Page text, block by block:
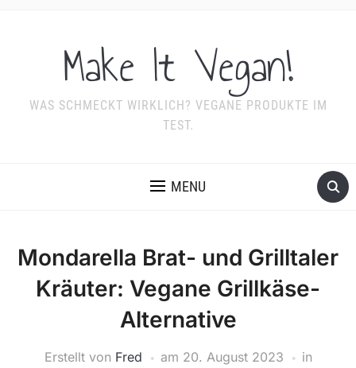
Make It Vegan!
WAS SCHMECKT WIRKLICH? VEGANE PRODUKTE IM
TEST.
MENU
Mondarella Brat- und Grilltaler
Kräuter: Vegane Grillkäse-
Alternative
Erstellt von Fred am 20. August 2023
in